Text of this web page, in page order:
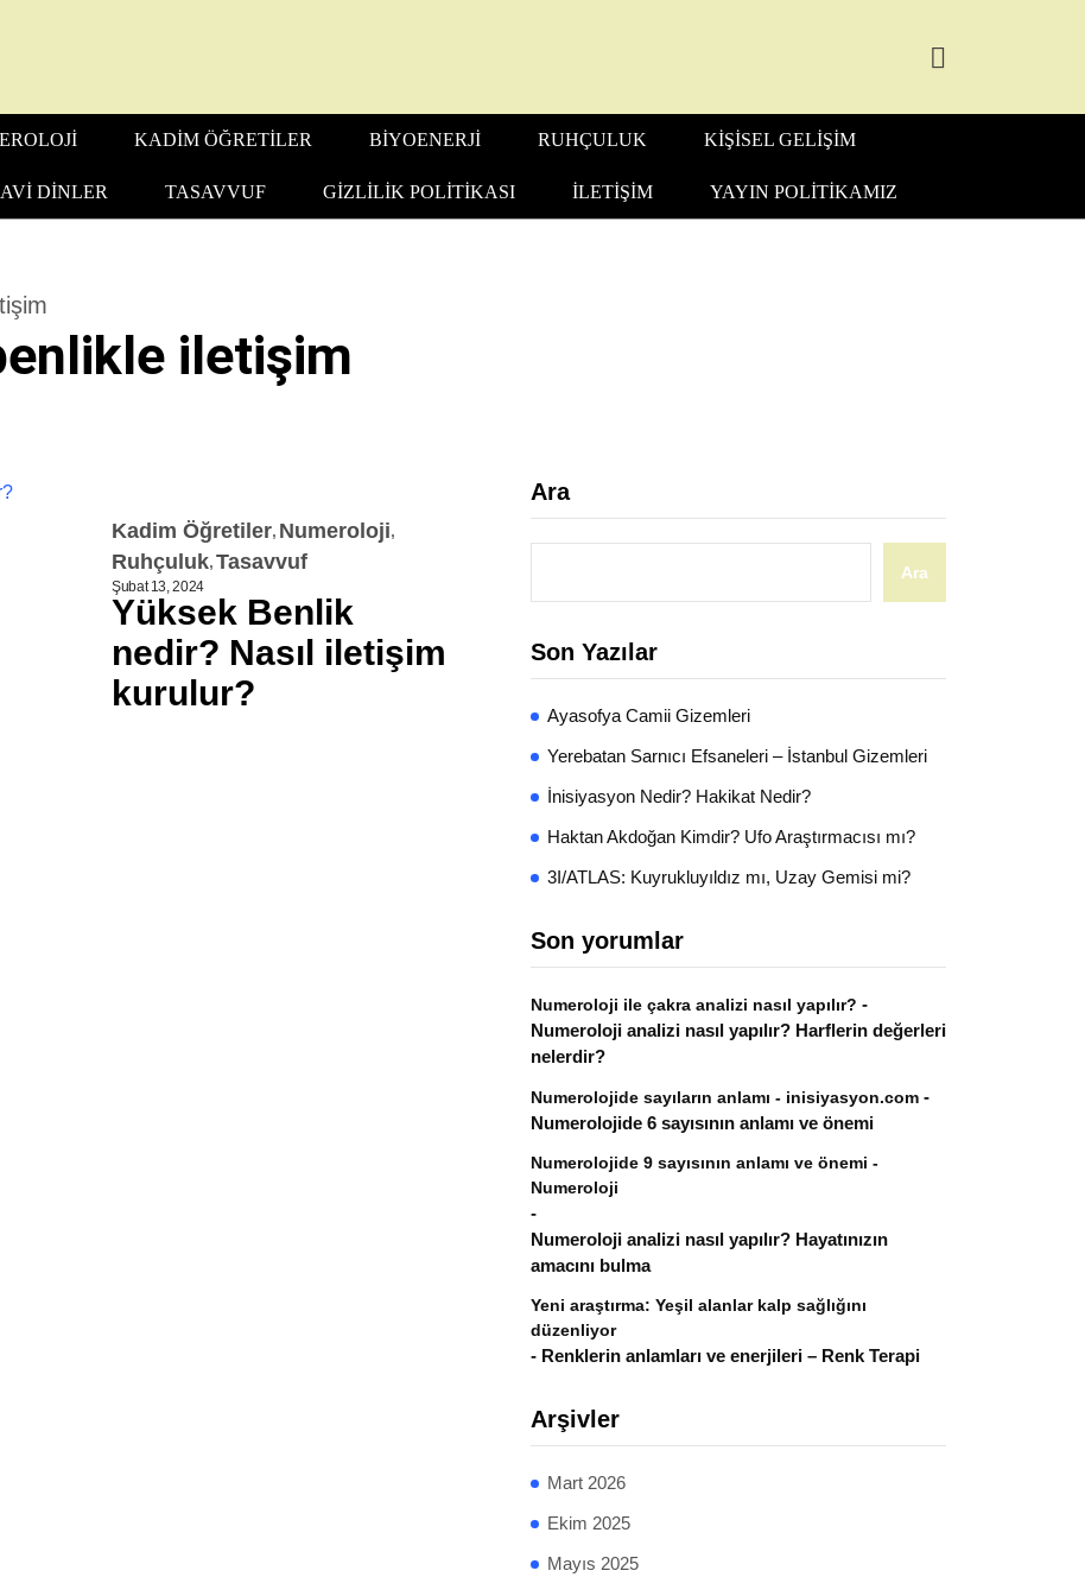
KADIM ÖĞRETILER BIYOENERJI RUHÇULUK KIŞISEL GELIŞIM
DINLER TASAVVUF GIZLILIK POLITIKASI İLETIŞIM YAYIN POLITIKAMIZ
iletişim
Kadim Öğretiler Numeroloji
Ruhçuluk Tasavvuf
Şubat 13, 2024
Yüksek Benlik
nedir? Nasıl iletişim
kurulur?
Ara
Ara
Son Yazılar
Ayasofya Camii Gizemleri
Yerebatan Sarnıcı Efsaneleri – İstanbul Gizemleri
İnisiyasyon Nedir? Hakikat Nedir?
Haktan Akdoğan Kimdir? Ufo Araştırmacısı mı?
3I/ATLAS: Kuyrukluyıldız mı, Uzay Gemisi mi?
Son yorumlar
Numeroloji ile çakra analizi nasıl yapılır? -
Numeroloji analizi nasıl yapılır? Harflerin değerleri
nelerdir?
Numerolojide sayıların anlamı - inisiyasyon.com -
Numerolojide 6 sayısının anlamı ve önemi
Numerolojide 9 sayısının anlamı ve önemi -
Numeroloji
-
Numeroloji analizi nasıl yapılır? Hayatınızın
amacını bulma
Yeni araştırma: Yeşil alanlar kalp sağlığını
düzenliyor
- Renklerin anlamları ve enerjileri – Renk Terapi
Arşivler
Mart 2026
Ekim 2025
Mayıs 2025